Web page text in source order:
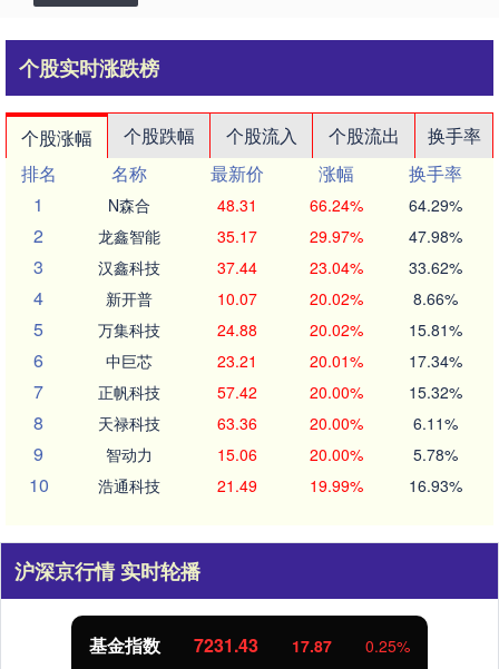
个股实时涨跌榜
个股涨幅 个股跌幅 个股流入 个股流出
换手率
排名
名称 最新价 涨幅
换手率
1
N森合 48.31 66.24% 64.29%
2 龙鑫智能 35.17 29.97% 47.98%
3 汉鑫科技 37.44 23.04% 33.62%
4 新开普 10.07 20.02% 8.66%
5 万集科技 24.88 20.02% 15.81%
6 中巨芯 23.21 20.01% 17.34%
7 正帆科技 57.42 20.00% 15.32%
8 天禄科技 63.36 20.00% 6.11%
9 智动力 15.06 20.00% 5.78%
10 浩通科技 21.49 19.99% 16.93%
沪深京行情 实时轮播
基金指数 7231.43 17.87 0.25%